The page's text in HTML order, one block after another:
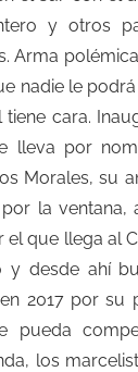
y otros
Arma
nadie le
tiene cara.
lleva por
Morales, su
la ventana,
el que llega al
y desde ahí
2017 por su
pueda
los